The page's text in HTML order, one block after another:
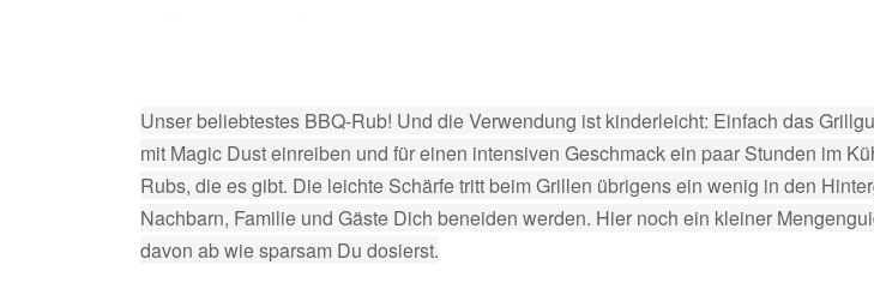
Unser beliebtestes BBQ-Rub! Und die Verwendung ist kinderleicht: Einfach das
mit Magic Dust einreiben und für einen intensiven Geschmack ein paar Stunden im
Rubs, die es gibt. Die leichte Schärfe tritt beim Grillen übrigens ein wenig in den
Nachbarn, Familie und Gäste Dich beneiden werden. Hier noch ein kleiner
davon ab wie sparsam Du dosierst.